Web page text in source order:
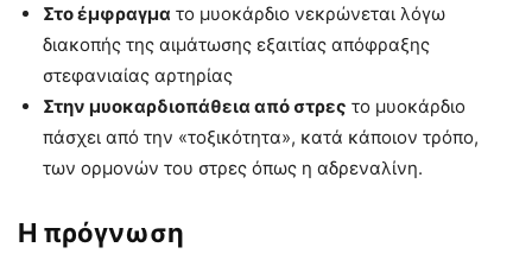
Στο έμφραγμα το μυοκάρδιο νεκρώνεται λόγω
διακοπής της αιμάτωσης εξαιτίας απόφραξης
στεφανιαίας αρτηρίας
Στην μυοκαρδιοπάθεια από στρες το μυοκάρδιο
πάσχει από την «τοξικότητα», κατά κάποιον τρόπο,
των ορμονών του στρες όπως η αδρεναλίνη.
Η πρόγνωση